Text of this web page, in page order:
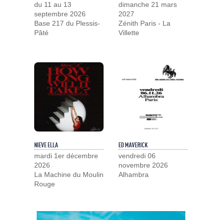
du 11 au 13
septembre 2026
Base 217 du Plessis-
Pâté
dimanche 21 mars
2027
Zénith Paris - La
Villette
NIEVE ELLA
mardi 1er décembre
2026
La Machine du Moulin
Rouge
ED MAVERICK
vendredi 06
novembre 2026
Alhambra